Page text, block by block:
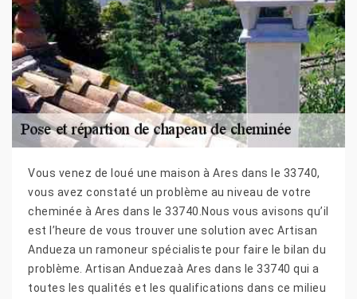
Vous venez de loué une maison à Ares dans le 33740,
vous avez constaté un problème au niveau de votre
cheminée à Ares dans le 33740.Nous vous avisons qu’il
est l’heure de vous trouver une solution avec Artisan
Andueza un ramoneur spécialiste pour faire le bilan du
problème. Artisan Anduezaà Ares dans le 33740 qui a
toutes les qualités et les qualifications dans ce milieu